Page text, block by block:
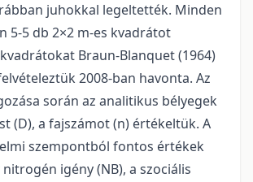
juhokkal legeltették. Minden
5-5 db 2×2 m-es kvadrátot
Braun-Blanquet (1964)
2008-ban havonta. Az
során az analitikus bélyegek
(D), a fajszámot (n) értékeltük. A
szempontból fontos értékek
igény (NB), a szociális